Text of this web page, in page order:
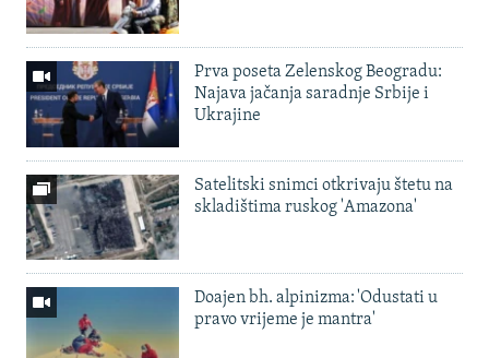
Prva poseta Zelenskog Beogradu:
Najava jačanja saradnje Srbije i
Ukrajine
Satelitski snimci otkrivaju štetu na
skladištima ruskog 'Amazona'
Doajen bh. alpinizma: 'Odustati u
pravo vrijeme je mantra'